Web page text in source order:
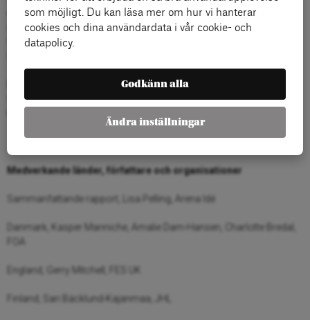
europeiska länder. Rapporterna är skrivna av fackliga experter och
oberoende forskare och baseras på data från officiella källor,
forsknings- och myndighetsrapporter, enkäter bland
Projektet är ett samarbete mellan Arena Idé,
fackförbundetKommunaloch den tyska progressiva
Medverkande länder, författare och organisationer
Sammanfattande rapport, Lisa Pelling, Arena Idé
Danmark, Kasper Manniche, Amalie Dam-Hansen, Charlotte Bredal,
England, Gerry Mitchell, FES UK
Finland, Sari Bäcklund-Kajanmaa, JHL
som möjligt. Du kan läsa mer om hur vi hanterar
cookies och dina användardata i vår cookie- och
datapolicy.
Godkänn alla
Ändra inställningar